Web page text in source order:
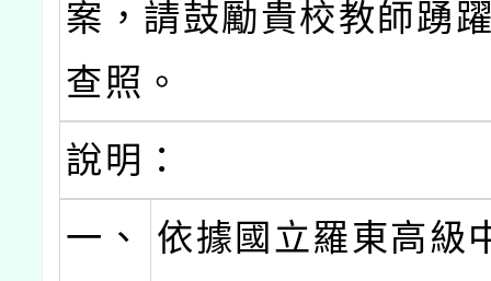
案，請鼓勵貴校教師踴
查照。
說明：
一、
依據國立羅東高級